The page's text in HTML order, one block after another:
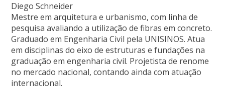
Diego Schneider
Mestre em arquitetura e urbanismo, com linha de
pesquisa avaliando a utilização de fibras em concreto.
Graduado em Engenharia Civil pela UNISINOS. Atua
em disciplinas do eixo de estruturas e fundações na
graduação em engenharia civil. Projetista de renome
no mercado nacional, contando ainda com atuação
internacional.